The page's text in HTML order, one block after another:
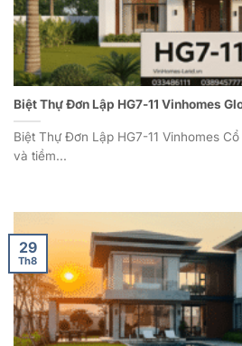
Biệt Thự Đơn Lập HG7-11 Vinhomes
Biệt Thự Đơn Lập HG7-11 Vinhomes
và tiềm...
29
Th8